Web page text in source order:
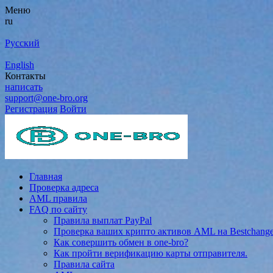
Меню
ru
Русский
English
Контакты
написать
support@one-bro.org
Регистрация Войти
Главная
Проверка адреса
AML правила
FAQ по сайту
Правила выплат PayPal
Проверка ваших крипто активов AML на
Как совершить обмен в one-bro?
Как пройти верификацию карты отправителя.
Правила сайта